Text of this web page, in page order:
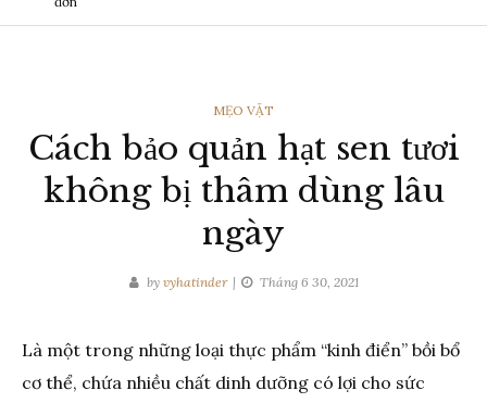
THỂ
LOẠI
MẸO VẶT
Cách bảo quản hạt sen tươi
không bị thâm dùng lâu
ngày
by vyhatinder Tháng 6 30, 2021
Là một trong những loại thực phẩm “kinh điển” bồi bổ
cơ thể, chứa nhiều chất dinh dưỡng có lợi cho sức